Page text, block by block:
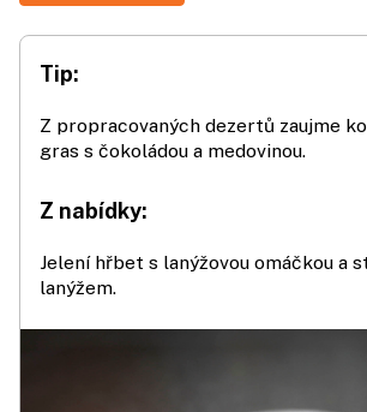
Tip:
Z propracovaných dezertů zaujme
gras s čokoládou a medovinou.
Z nabídky:
Jelení hřbet s lanýžovou omáčkou a
lanýžem.